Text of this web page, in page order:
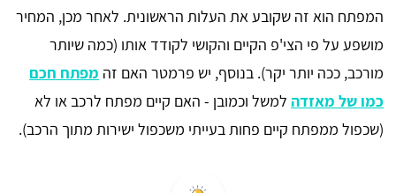
המפתח הוא זה שקובע את העלות הראשונית. לאחר מכן, המחיר
מושפע על פי הצי'פ הקיים והקושי לקודד אותו (כמה שיותר
מורכב, ככה יותר יקר). בנוסף, יש פרמטר האם זה מפתח חכם
כמו של מאזדה למשל וכמובן - האם קיים מפתח לרכב או לא
(שכפול ממפתח קיים פחות בעייתי משכפול ישירות מתוך הרכב).